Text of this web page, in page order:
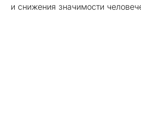
и снижения значимости